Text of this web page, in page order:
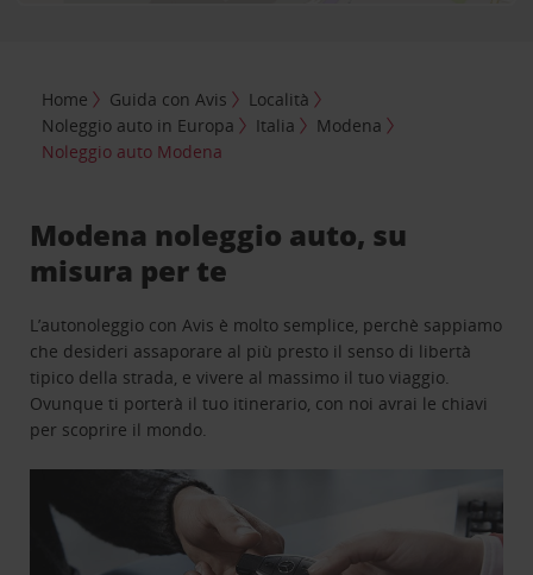
Home Guida con Avis
Località
Noleggio auto in Europa
Italia
Modena
Noleggio auto Modena
Modena noleggio auto, su
misura per te
L’autonoleggio con Avis è molto semplice, perchè sappiamo
che desideri assaporare al più presto il senso di libertà
tipico della strada, e vivere al massimo il tuo viaggio.
Ovunque ti porterà il tuo itinerario, con noi avrai le chiavi
per scoprire il mondo.